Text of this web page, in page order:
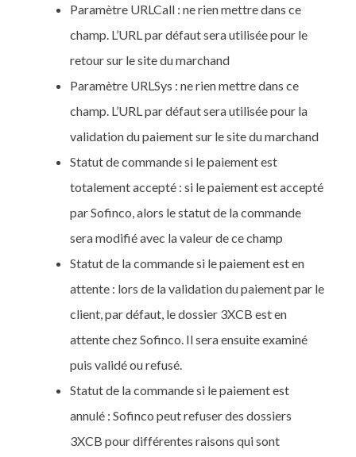
Paramètre URLCall : ne rien mettre dans ce
champ. L’URL par défaut sera utilisée pour le
retour sur le site du marchand
Paramètre URLSys : ne rien mettre dans ce
champ. L’URL par défaut sera utilisée pour la
validation du paiement sur le site du marchand
Statut de commande si le paiement est
totalement accepté : si le paiement est accepté
par Sofinco, alors le statut de la commande
sera modifié avec la valeur de ce champ
Statut de la commande si le paiement est en
attente : lors de la validation du paiement par le
client, par défaut, le dossier 3XCB est en
attente chez Sofinco. Il sera ensuite examiné
puis validé ou refusé.
Statut de la commande si le paiement est
annulé : Sofinco peut refuser des dossiers
3XCB pour différentes raisons qui sont